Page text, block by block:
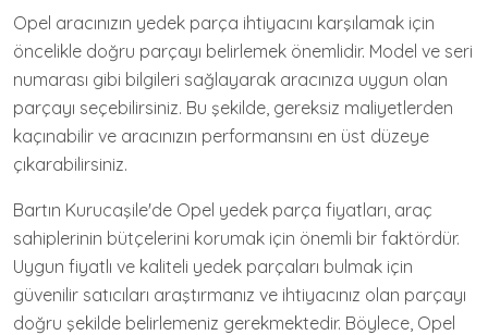
Opel aracınızın yedek parça ihtiyacını karşılamak için
öncelikle doğru parçayı belirlemek önemlidir. Model ve seri
numarası gibi bilgileri sağlayarak aracınıza uygun olan
parçayı seçebilirsiniz. Bu şekilde, gereksiz maliyetlerden
kaçınabilir ve aracınızın performansını en üst düzeye
çıkarabilirsiniz.
Bartın Kurucaşile'de Opel yedek parça fiyatları, araç
sahiplerinin bütçelerini korumak için önemli bir faktördür.
Uygun fiyatlı ve kaliteli yedek parçaları bulmak için
güvenilir satıcıları araştırmanız ve ihtiyacınız olan parçayı
doğru şekilde belirlemeniz gerekmektedir. Böylece, Opel